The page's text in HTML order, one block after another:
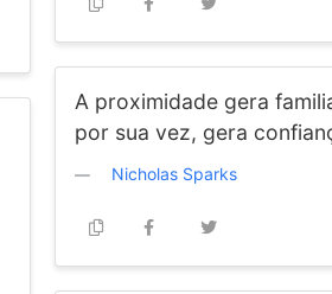
A proximidade gera
por sua vez, gera
Nicholas Sparks